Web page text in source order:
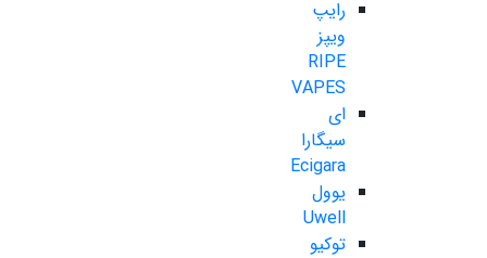
رایپ
ویپز
RIPE
VAPES
ای
سیگارا
Ecigara
یوول
Uwell
توکیو